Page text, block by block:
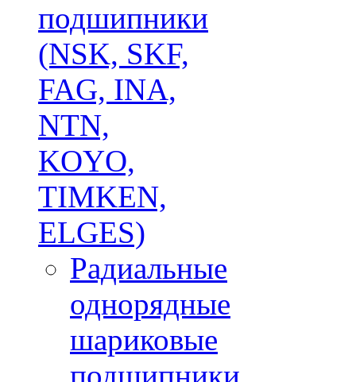
подшипники
(NSK, SKF,
FAG, INA,
NTN,
KOYO,
TIMKEN,
ELGES)
Радиальные
однорядные
шариковые